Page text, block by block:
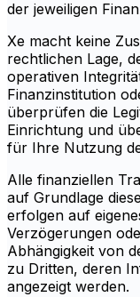
der jeweiligen
Xe macht keine
rechtlichen Lage,
operativen
Finanzinstitution
überprüfen die
Einrichtung und
für Ihre Nutzung
Alle finanziellen
auf Grundlage
erfolgen auf
Verzögerungen
Abhängigkeit von
zu Dritten, deren
angezeigt werden.